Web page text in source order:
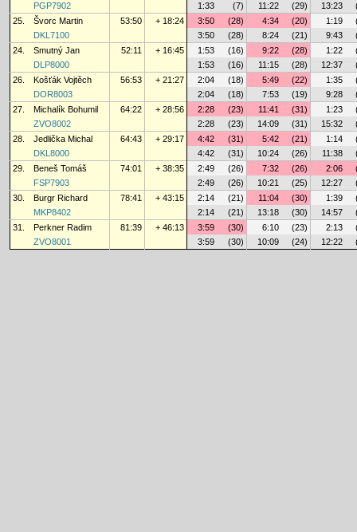
PGP7902
1:33 (7) 11:22 (29) 13:23
25.
Švorc Martin 53:50 + 18:24 3:50 (28) 4:34 (20) 1:19
DKL7100
3:50 (28) 8:24 (21) 9:43
24.
Smutný Jan 52:11 + 16:45 1:53 (16) 9:22 (28) 1:22
DLP8000
1:53 (16) 11:15 (28) 12:37
26.
Košťák Vojtěch 56:53 + 21:27 2:04 (18) 5:49 (22) 1:35
DOR8003
2:04 (18) 7:53 (19) 9:28
27.
Michalík Bohumil 64:22 + 28:56 2:28 (23) 11:41 (31) 1:23
ZVO8002
2:28 (23) 14:09 (31) 15:32
28.
Jedlička Michal 64:43 + 29:17 4:42 (31) 5:42 (21) 1:14
DKL8000
4:42 (31) 10:24 (26) 11:38
29.
Beneš Tomáš 74:01 + 38:35 2:49 (26) 7:32 (26) 2:06
FSP7903
2:49 (26) 10:21 (25) 12:27
30.
Burgr Richard 78:41 + 43:15 2:14 (21) 11:04 (30) 1:39
MKP8402
2:14 (21) 13:18 (30) 14:57
31.
Perkner Radim 81:39 + 46:13 3:59 (30) 6:10 (23) 2:13
ZVO8001
3:59 (30) 10:09 (24) 12:22